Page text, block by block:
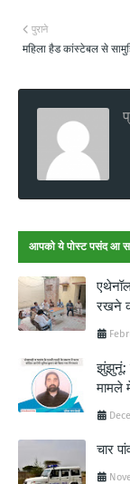
पुराने
महिला हैड कांस्टेबल से
आपको ये पोस्ट पसंद आ
रखने
झुंझुनूं:
मामले
चार